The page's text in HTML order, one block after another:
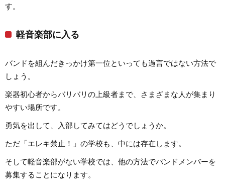
す。
軽音楽部に入る
バンドを組んだきっかけ第一位といっても過言ではない方法で
しょう。
楽器初心者からバリバリの上級者まで、さまざまな人が集まり
やすい場所です。
勇気を出して、入部してみてはどうでしょうか。
ただ「エレキ禁止！」の学校も、中には存在します。
そして軽音楽部がない学校では、他の方法でバンドメンバーを
募集することになります。